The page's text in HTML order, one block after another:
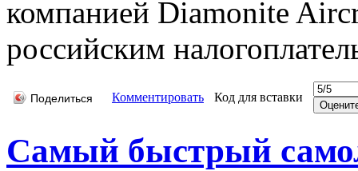
компанией Diamonite
российским
Поделиться Комментировать Код для вставки
Самый быстрый